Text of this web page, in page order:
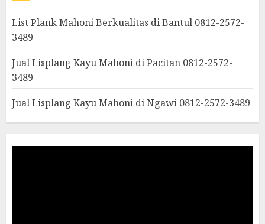
List Plank Mahoni Berkualitas di Bantul 0812-2572-
3489
Jual Lisplang Kayu Mahoni di Pacitan 0812-2572-
3489
Jual Lisplang Kayu Mahoni di Ngawi 0812-2572-3489